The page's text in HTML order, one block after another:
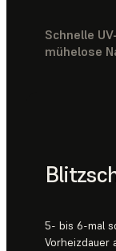
Schnelle
mühelose
5- bis 6-mal
Vorheizdauer